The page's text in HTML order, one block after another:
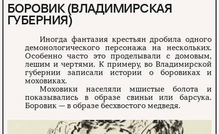
БОРОВИК (ВЛАДИМИРСКАЯ
ГУБЕРНИЯ)
Иногда фантазия крестьян дробила одного
демонологического персонажа на нескольких.
Особенно часто это проделывали с домовым,
лешим и чертями. К примеру, во Владимирской
губернии записали истории о боровиках и
моховиках.
Моховики населяли мшистые болота и
показывались в образе свиньи или барсука.
Боровик — в образе бесхвостого медведя.